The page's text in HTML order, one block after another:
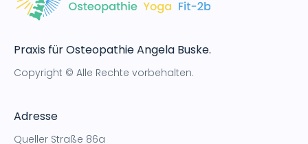
Praxis für Osteopathie Angela Buske.
Copyright © Alle Rechte vorbehalten.
Adresse
Queller Straße 86a